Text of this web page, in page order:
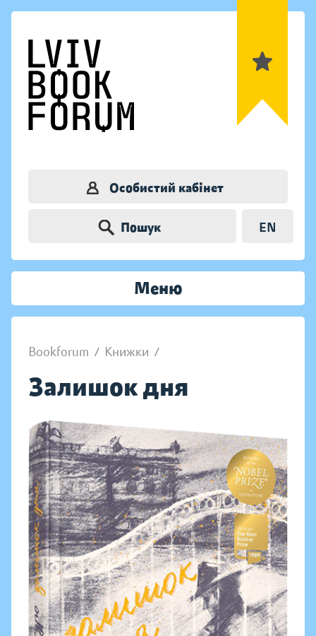
Особистий кабінет
Пошук EN
Меню
Bookforum / Книжки /
Залишок дня